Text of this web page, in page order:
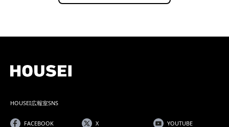
HOUSEI広報室SNS
FACEBOOK X YOUTUBE